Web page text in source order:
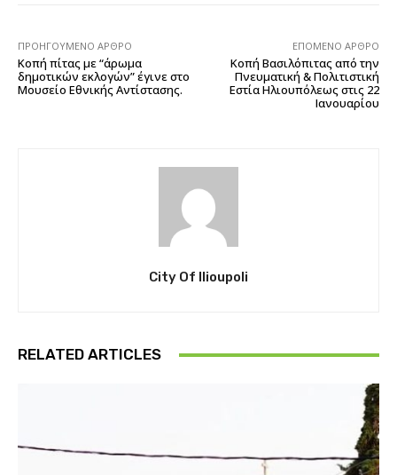
ΠΡΟΗΓΟΎΜΕΝΟ ΆΡΘΡΟ
Κοπή πίτας με “άρωμα
δημοτικών εκλογών” έγινε στο
Μουσείο Εθνικής Αντίστασης.
ΕΠΌΜΕΝΟ ΆΡΘΡΟ
Κοπή Βασιλόπιτας από την
Πνευματική & Πολιτιστική
Εστία Ηλιουπόλεως στις 22
Ιανουαρίου
City Of Ilioupoli
RELATED ARTICLES